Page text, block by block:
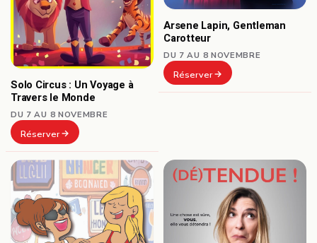
Solo Circus : Un Voyage à
Travers le Monde
DU 7 AU 8 NOVEMBRE
Réserver
Arsene Lapin, Gentleman
Carotteur
DU 7 AU 8 NOVEMBRE
Réserver